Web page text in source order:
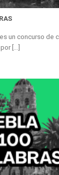
un concurso de
[...]